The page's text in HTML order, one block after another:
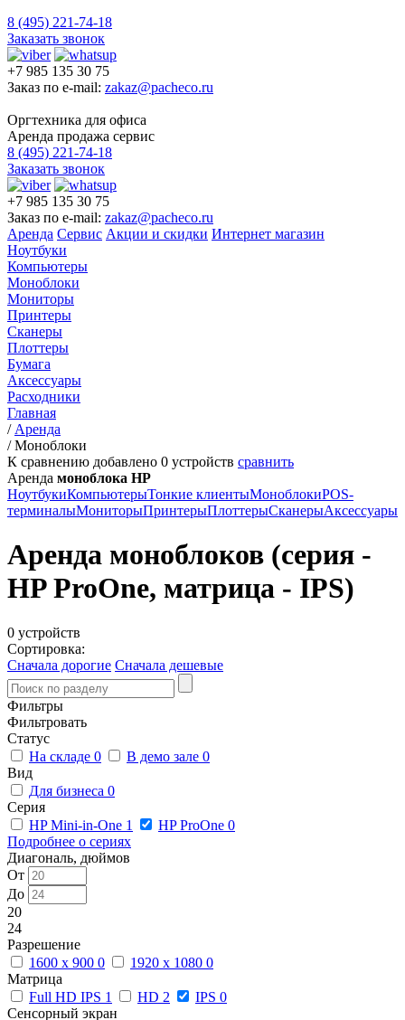
8 (495) 221-74-18
Заказать звонок
+7 985 135 30 75
Заказ по e-mail: zakaz@pacheco.ru
Оргтехника для офиса
Аренда продажа сервис
8 (495) 221-74-18
Заказать звонок
+7 985 135 30 75
Заказ по e-mail: zakaz@pacheco.ru
Аренда Сервис Акции и скидки Интернет магазин
Ноутбуки
Компьютеры
Моноблоки
Мониторы
Принтеры
Сканеры
Плоттеры
Бумага
Аксессуары
Расходники
Главная
/ Аренда
/Моноблоки
К сравнению добавлено 0 устройств сравнить
Аренда моноблока HP
НоутбукиКомпьютерыТонкие клиентыМоноблокиPOS-
терминалыМониторыПринтерыПлоттерыСканерыАксессуары
Аренда моноблоков (серия -
HP ProOne, матрица - IPS)
0 устройств
Сортировка:
Сначала дорогие Сначала дешевые
Фильтры
Фильтровать
Статус
На складе 0 В демо зале 0
Вид
Для бизнеса 0
Серия
HP Mini-in-One 1 HP ProOne 0
Подробнее о сериях
Диагональ, дюймов
От
До
20
24
Разрешение
1600 x 900 0 1920 x 1080 0
Матрица
Full HD IPS 1 HD 2 IPS 0
Сенсорный экран